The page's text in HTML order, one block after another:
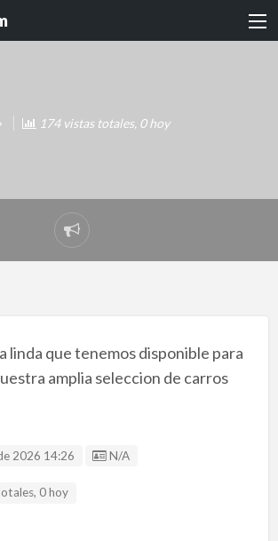
174 vistas totales, 0 hoy
Reportar
problema
linda que tenemos disponible para
amplia seleccion de carros
2026 14:26 Listing ID
N/A
0 hoy